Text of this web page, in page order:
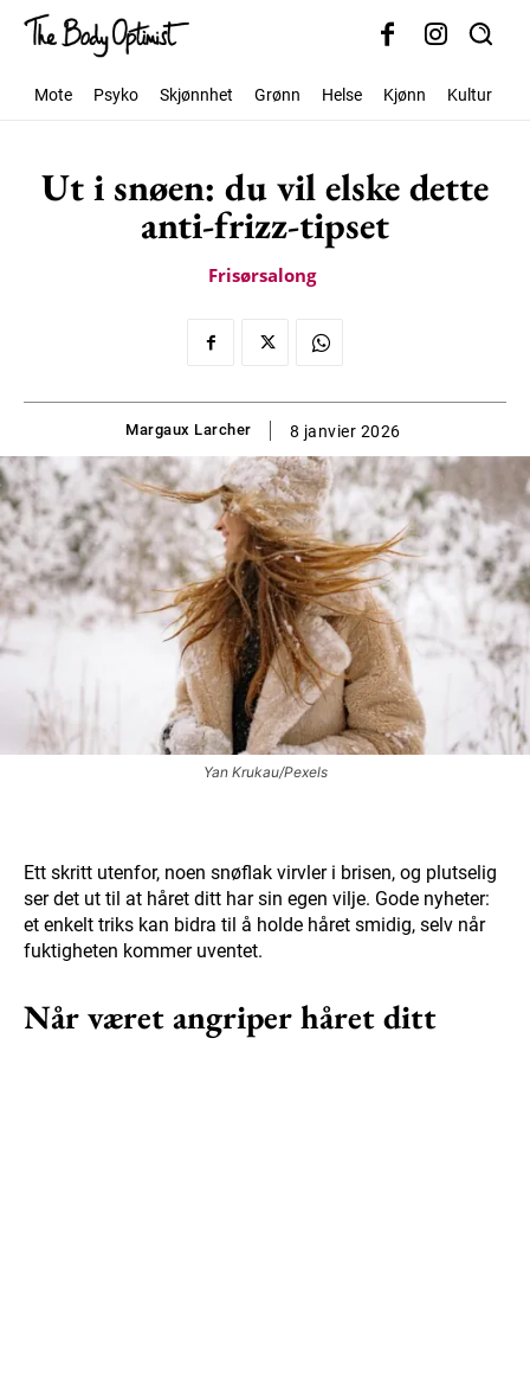
Mote Psyko Skjønnhet Grønn Helse Kjønn Kultur
Ut i snøen: du vil elske dette
anti-frizz-tipset
Frisørsalong
Margaux Larcher 8 janvier 2026
Yan Krukau/Pexels
Ett skritt utenfor, noen snøflak virvler i brisen, og plutselig
ser det ut til at håret ditt har sin egen vilje. Gode nyheter:
et enkelt triks kan bidra til å holde håret smidig, selv når
fuktigheten kommer uventet.
Når været angriper håret ditt